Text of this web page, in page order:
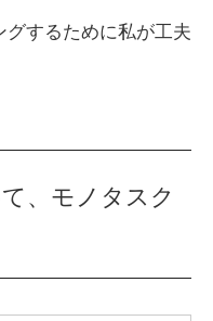
するために私が工夫
、モノタスク